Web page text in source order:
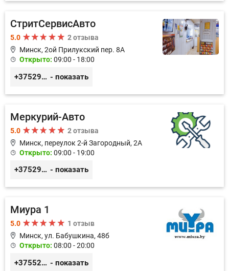
СтритСервисАвто
5.0
2 отзыва
Минск, 2ой Прилукский пер. 8А
Открыто: 09:00 - 18:00
+375293366992 - показать
Меркурий-Авто
5.0
2 отзыва
Минск, переулок 2-й Загородный, 2А
Открыто: 09:00 - 19:00
+375291151118 - показать
Миура 1
5.0
1 отзыв
Минск, ул. Бабушкина, 48б
Открыто: 08:00 - 20:00
+3755296691111 - показать